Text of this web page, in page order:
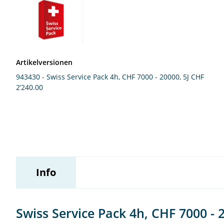
Wildix
Artikelversionen
943430 - Swiss Service Pack 4h, CHF 7000 - 20000, 5J CHF
2’240.00
Info
Swiss Service Pack 4h, CHF 7000 -